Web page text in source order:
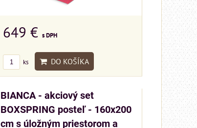
649 €s DPH
ks DO KOŠÍKA
BIANCA - akciový set
BOXSPRING posteľ - 160x200
cm s úložným priestorom a